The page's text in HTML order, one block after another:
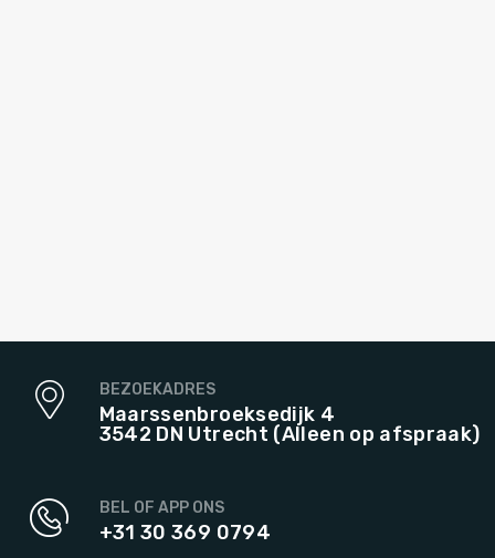
BEZOEKADRES
Maarssenbroeksedijk 4
3542 DN Utrecht (Alleen op afspraak)
BEL OF APP ONS
+31 30 369 0794